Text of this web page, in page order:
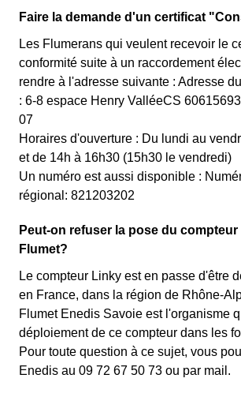
Faire la demande d'un certificat
Les Flumerans qui veulent recevoir le
conformité suite à un raccordement
rendre à l'adresse suivante : Adresse
: 6-8 espace Henry ValléeCS
07
Horaires d'ouverture : Du lundi au
et de 14h à 16h30 (15h30 le vendredi)
Un numéro est aussi disponible :
régional: 821203202
Peut-on refuser la pose du
Flumet?
Le compteur Linky est en passe d'être
en France, dans la région de Rhône-
Flumet Enedis Savoie est l'organisme
déploiement de ce compteur dans les
Pour toute question à ce sujet, vous
Enedis au 09 72 67 50 73 ou par mail.